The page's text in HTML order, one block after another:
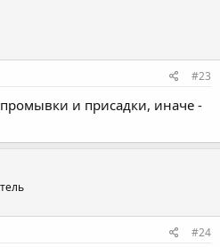
#23
и присадки, иначе -
#24